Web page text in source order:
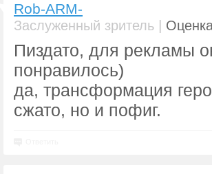
Rob-ARM-
Заслуженный зритель |
Пиздато, для рекламы
понравилось)
да, трансформация
сжато, но и пофиг.